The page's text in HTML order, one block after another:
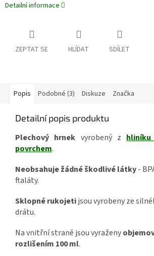
Detailní informace
ZEPTAT SE HLÍDAT SDÍLET
Popis Podobné (3) Diskuze Značka
Detailní popis produktu
Plechový hrnek vyrobený z
povrchem.
Neobsahuje žádné škodlivé látky-
ftaláty.
Sklopné rukojetijsou vyrobeny ze
drátu.
Na vnitřní straně jsou vyraženy
rozlišením 100 ml.